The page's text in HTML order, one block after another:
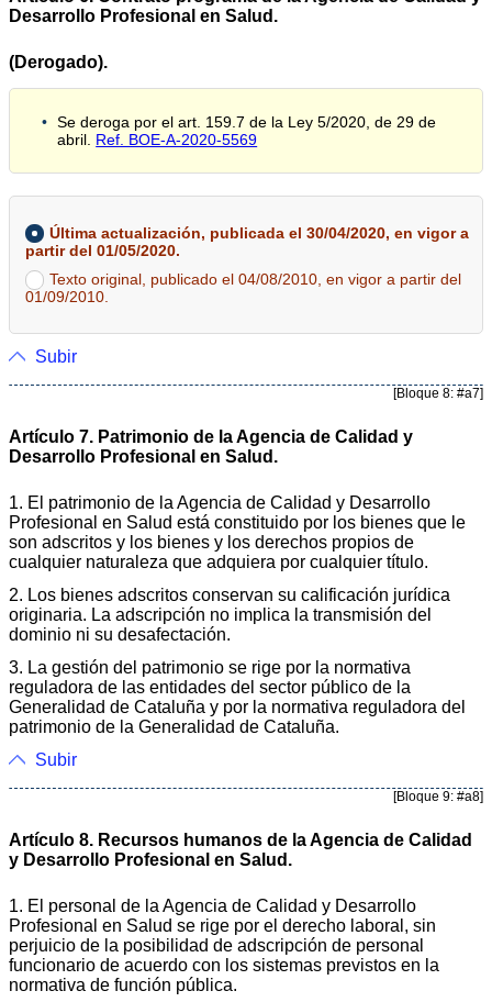
Desarrollo Profesional en Salud.
(Derogado).
Se deroga por el art. 159.7 de la Ley 5/2020, de 29 de
abril. Ref. BOE-A-2020-5569
Última actualización, publicada el 30/04/2020, en vigor a
partir del 01/05/2020.
Texto original, publicado el 04/08/2010, en vigor a partir del
01/09/2010.
Subir
[Bloque 8: #a7]
Artículo 7. Patrimonio de la Agencia de Calidad y
Desarrollo Profesional en Salud.
1. El patrimonio de la Agencia de Calidad y Desarrollo
Profesional en Salud está constituido por los bienes que le
son adscritos y los bienes y los derechos propios de
cualquier naturaleza que adquiera por cualquier título.
2. Los bienes adscritos conservan su calificación jurídica
originaria. La adscripción no implica la transmisión del
dominio ni su desafectación.
3. La gestión del patrimonio se rige por la normativa
reguladora de las entidades del sector público de la
Generalidad de Cataluña y por la normativa reguladora del
patrimonio de la Generalidad de Cataluña.
Subir
[Bloque 9: #a8]
Artículo 8. Recursos humanos de la Agencia de Calidad
y Desarrollo Profesional en Salud.
1. El personal de la Agencia de Calidad y Desarrollo
Profesional en Salud se rige por el derecho laboral, sin
perjuicio de la posibilidad de adscripción de personal
funcionario de acuerdo con los sistemas previstos en la
normativa de función pública.